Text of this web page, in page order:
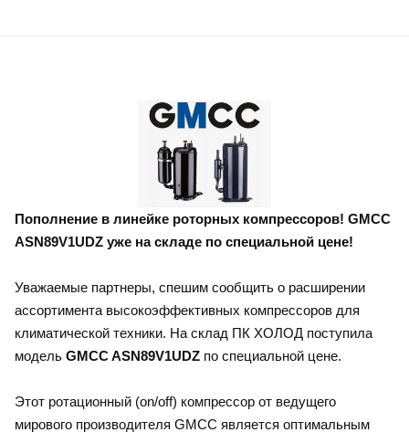
Пополнение в линейке роторных компрессоров! GMCC
ASN89V1UDZ уже на складе по специальной цене!
Уважаемые партнеры, спешим сообщить о расширении
ассортимента высокоэффективных компрессоров для
климатической техники. На склад ПК ХОЛОД поступила
модель GMCC ASN89V1UDZ по специальной цене.
Этот ротационный (on/off) компрессор от ведущего
мирового производителя GMCC является оптимальным